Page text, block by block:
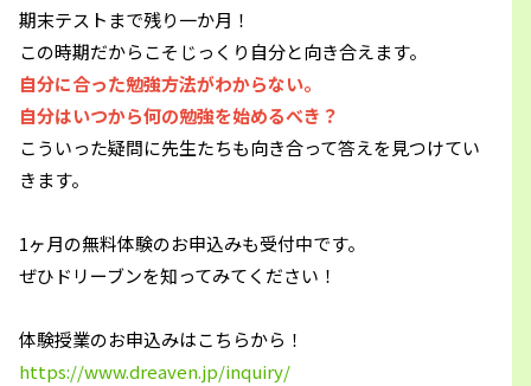
期末テストまで残り一か月！
この時期だからこそじっくり自分と向き合えます。
自分に合った勉強方法がわからない。
自分はいつから何の勉強を始めるべき？
こういった疑問に先生たちも向き合って答えを見つけてい
きます。
1ヶ月の無料体験のお申込みも受付中です。
ぜひドリーブンを知ってみてください！
体験授業のお申込みはこちらから！
https://www.dreaven.jp/inquiry/